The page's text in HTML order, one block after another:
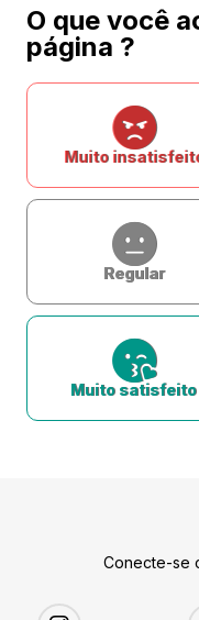
O que você
página ?
Muito
Regular
Muito satisfeito
Conecte-se